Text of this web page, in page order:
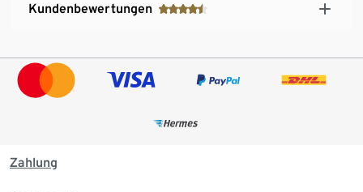
Kundenbewertungen
Zahlung